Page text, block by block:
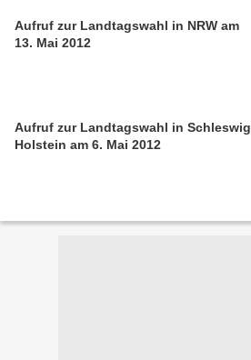
Aufruf zur Landtagswahl in NRW am
13. Mai 2012
Aufruf zur Landtagswahl in Schleswig
Holstein am 6. Mai 2012